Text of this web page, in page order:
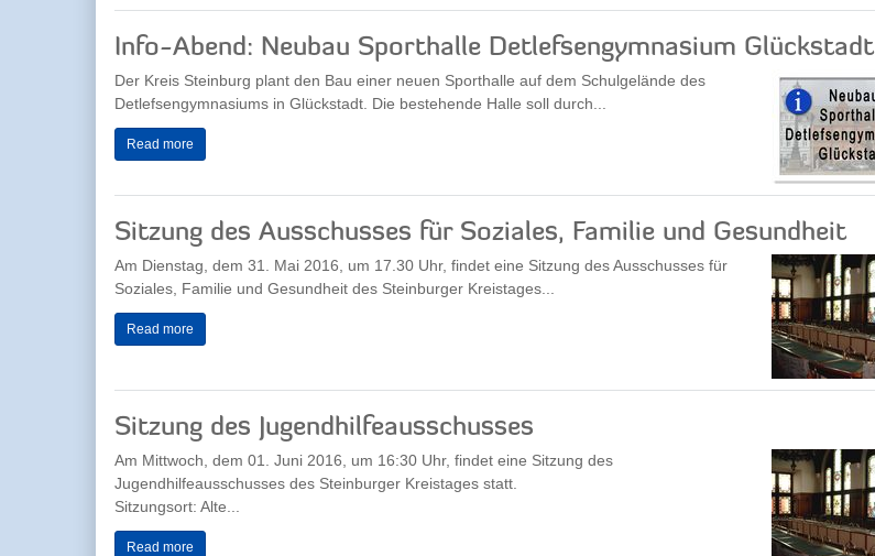
Info-Abend: Neubau Sporthalle Detlefsengymnasium Glückstadt
Der Kreis Steinburg plant den Bau einer neuen Sporthalle auf dem Schulgelände des
Detlefsengymnasiums in Glückstadt. Die bestehende Halle soll durch...
Read more
Sitzung des Ausschusses für Soziales, Familie und Gesundheit
Am Dienstag, dem 31. Mai 2016, um 17.30 Uhr, findet eine Sitzung des Ausschusses für
Soziales, Familie und Gesundheit des Steinburger Kreistages...
Read more
Sitzung des Jugendhilfeausschusses
Am Mittwoch, dem 01. Juni 2016, um 16:30 Uhr, findet eine Sitzung des
Jugendhilfeausschusses des Steinburger Kreistages statt.
Sitzungsort: Alte...
Read more